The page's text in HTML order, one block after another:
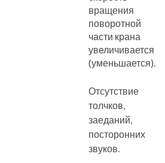
вращения
поворотной
части крана
увеличивается
(уменьшается).
Отсутствие
толчков,
заеданий,
посторонних
звуков.